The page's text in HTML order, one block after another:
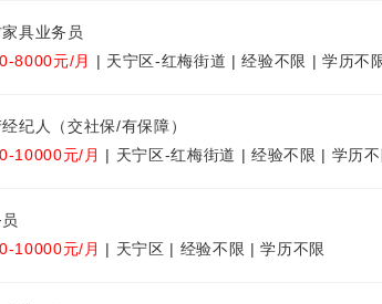
具业务员
8000元/月 | 天宁区-红梅街道 | 经验不限 | 学历不
纪人（交社保/有保障）
10000元/月 | 天宁区-红梅街道 | 经验不限 | 学历不
10000元/月 | 天宁区 | 经验不限 | 学历不限